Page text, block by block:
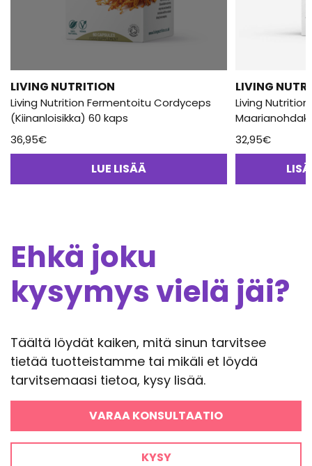
LIVING NUTRITION
Living Nutrition Fermentoitu Cordyceps
(Kiinanloisikka) 60 kaps
36,95€
LUE LISÄÄ
LIVING
Living
32,95€
Ehkä joku
kysymys vielä jäi?
Täältä löydät kaiken, mitä sinun tarvitsee
tietää tuotteistamme tai mikäli et löydä
tarvitsemaasi tietoa, kysy lisää.
VARAA KONSULTAATIO
KYSY